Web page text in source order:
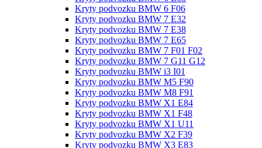
Kryty podvozku BMW 6 F06
Kryty podvozku BMW 7 E32
Kryty podvozku BMW 7 E38
Kryty podvozku BMW 7 E65
Kryty podvozku BMW 7 F01 F02
Kryty podvozku BMW 7 G11 G12
Kryty podvozku BMW i3 I01
Kryty podvozku BMW M5 F90
Kryty podvozku BMW M8 F91
Kryty podvozku BMW X1 E84
Kryty podvozku BMW X1 F48
Kryty podvozku BMW X1 U11
Kryty podvozku BMW X2 F39
Kryty podvozku BMW X3 E83